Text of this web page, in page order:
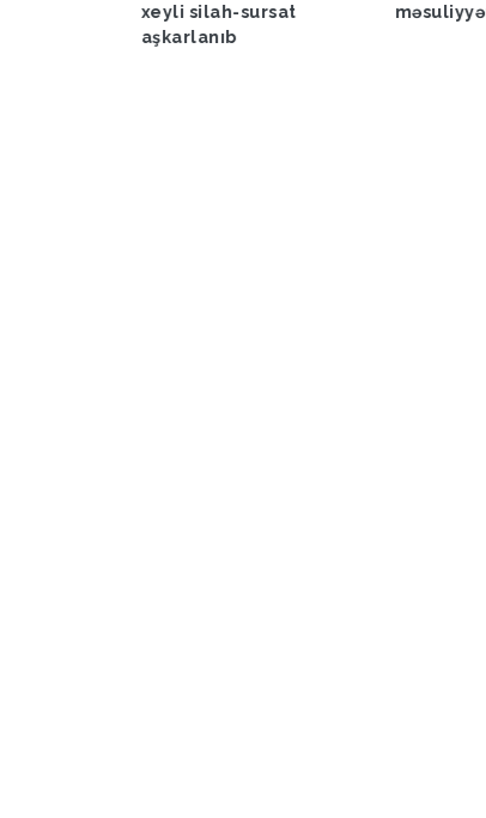
xeyli silah-sursat
aşkarlanıb